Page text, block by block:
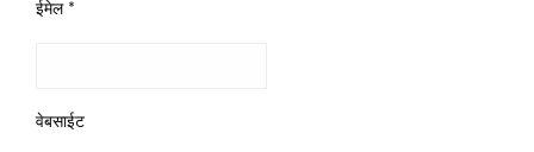
ईमेल *
वेबसाईट